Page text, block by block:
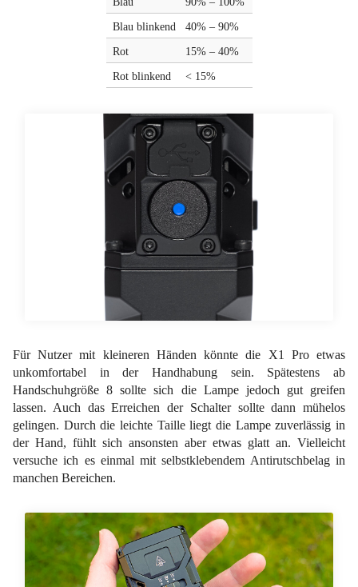
Blau blinkend
40% – 90%
Rot
15% – 40%
Rot blinkend
< 15%
Für Nutzer mit kleineren Händen könnte die X1 Pro etwas
unkomfortabel in der Handhabung sein. Spätestens ab
Handschuhgröße 8 sollte sich die Lampe jedoch gut greifen
lassen. Auch das Erreichen der Schalter sollte dann mühelos
gelingen. Durch die leichte Taille liegt die Lampe zuverlässig in
der Hand, fühlt sich ansonsten aber etwas glatt an. Vielleicht
versuche ich es einmal mit selbstklebendem Antirutschbelag in
manchen Bereichen.